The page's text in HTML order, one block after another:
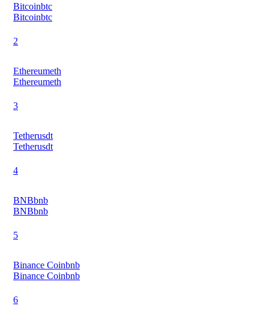
Bitcoinbtc
Bitcoinbtc
2
Ethereumeth
Ethereumeth
3
Tetherusdt
Tetherusdt
4
BNBbnb
BNBbnb
5
Binance Coinbnb
Binance Coinbnb
6